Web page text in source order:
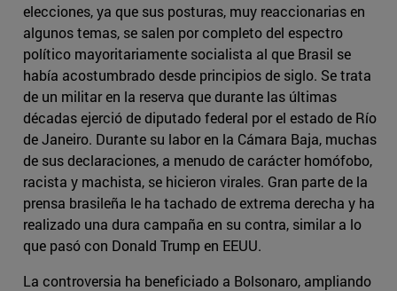
elecciones, ya que sus posturas, muy reaccionarias en
algunos temas, se salen por completo del espectro
político mayoritariamente socialista al que Brasil se
había acostumbrado desde principios de siglo. Se trata
de un militar en la reserva que durante las últimas
décadas ejerció de diputado federal por el estado de Río
de Janeiro. Durante su labor en la Cámara Baja, muchas
de sus declaraciones, a menudo de carácter homófobo,
racista y machista, se hicieron virales. Gran parte de la
prensa brasileña le ha tachado de extrema derecha y ha
realizado una dura campaña en su contra, similar a lo
que pasó con Donald Trump en EEUU.
La controversia ha beneficiado a Bolsonaro, ampliando